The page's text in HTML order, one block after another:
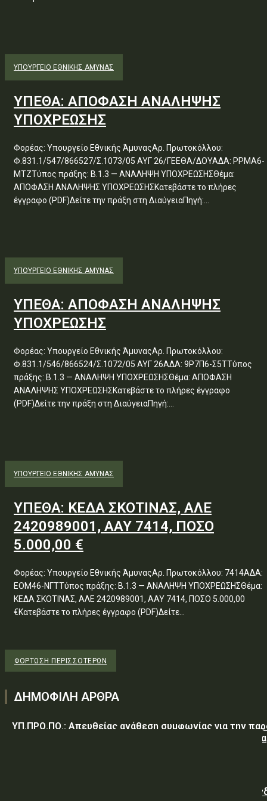
ΥΠΟΥΡΓΕΊΟ ΕΘΝΙΚΉΣ ΆΜΥΝΑΣ
ΥΠΕΘΑ: ΑΠΟΦΑΣΗ ΑΝΑΛΗΨΗΣ
ΥΠΟΧΡΕΩΣΗΣ
Φορέας: Υπουργείο Εθνικής ΆμυναςΑρ. Πρωτοκόλλου:
Φ.831.1/547/866527/Σ.1073/05 ΑΥΓ 26/ΓΕΕΘΑ/ΔΟΥΑΔΑ: ΡΡΜΑ6-
ΜΤΖΤύπος πράξης: Β.1.3 — ΑΝΑΛΗΨΗ ΥΠΟΧΡΕΩΣΗΣΘέμα:
ΑΠΟΦΑΣΗ ΑΝΑΛΗΨΗΣ ΥΠΟΧΡΕΩΣΗΣΚατεβάστε το πλήρες
έγγραφο (PDF)Δείτε την πράξη στη ΔιαύγειαΠηγή:...
ΥΠΟΥΡΓΕΊΟ ΕΘΝΙΚΉΣ ΆΜΥΝΑΣ
ΥΠΕΘΑ: ΑΠΟΦΑΣΗ ΑΝΑΛΗΨΗΣ
ΥΠΟΧΡΕΩΣΗΣ
Φορέας: Υπουργείο Εθνικής ΆμυναςΑρ. Πρωτοκόλλου:
Φ.831.1/546/866524/Σ.1072/05 ΑΥΓ 26ΑΔΑ: 9Ρ7Π6-Σ5ΤΤύπος
πράξης: Β.1.3 — ΑΝΑΛΗΨΗ ΥΠΟΧΡΕΩΣΗΣΘέμα: ΑΠΟΦΑΣΗ
ΑΝΑΛΗΨΗΣ ΥΠΟΧΡΕΩΣΗΣΚατεβάστε το πλήρες έγγραφο
(PDF)Δείτε την πράξη στη ΔιαύγειαΠηγή:...
ΥΠΟΥΡΓΕΊΟ ΕΘΝΙΚΉΣ ΆΜΥΝΑΣ
ΥΠΕΘΑ: ΚΕΔΑ ΣΚΟΤΙΝΑΣ, ΑΛΕ
2420989001, ΑΑΥ 7414, ΠΟΣΟ
5.000,00 €
Φορέας: Υπουργείο Εθνικής ΆμυναςΑρ. Πρωτοκόλλου: 7414ΑΔΑ:
ΕΟΜ46-ΝΓΤΤύπος πράξης: Β.1.3 — ΑΝΑΛΗΨΗ ΥΠΟΧΡΕΩΣΗΣΘέμα:
ΚΕΔΑ ΣΚΟΤΙΝΑΣ, ΑΛΕ 2420989001, ΑΑΥ 7414, ΠΟΣΟ 5.000,00
€Κατεβάστε το πλήρες έγγραφο (PDF)Δείτε...
ΦΌΡΤΩΣΗ ΠΕΡΙΣΣΟΤΈΡΩΝ
ΔΗΜΟΦΙΛΗ ΑΡΘΡΑ
ΥΠ.ΠΡΟ.ΠΟ.: Απευθείας ανάθεση συμφωνίας για την
υπηρεσιών κλειδαρά για τη σφράγιση οικίας στα Μέγαρα
Γαλλική «ψήφος εμπιστοσύνης» στην ηλεκτρική